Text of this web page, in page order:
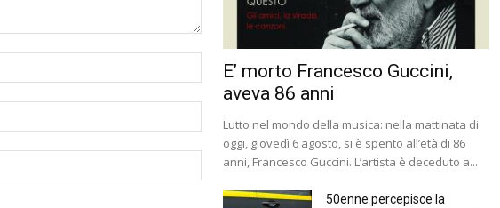
E’ morto Francesco Guccini,
aveva 86 anni
Lutto nel mondo della musica: nella mattinata di
oggi, giovedì 6 agosto, si è spento all’età di 86
anni, Francesco Guccini. L’artista è deceduto a...
50enne percepisce la